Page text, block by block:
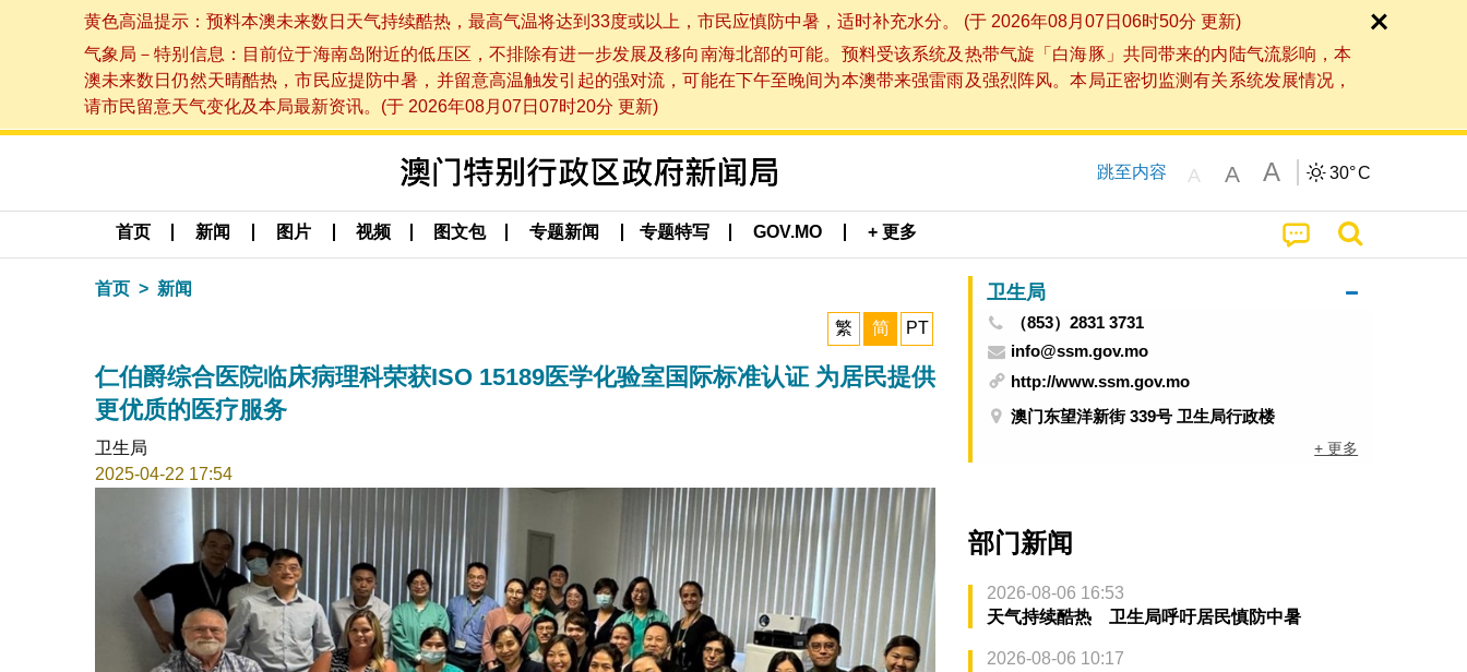
黄色高温提示：预料本澳未来数日天气持续酷热，最高气温将达到33度或以上，市民应慎防中暑，适时补充水分。 (于 2026年08月07日06时50分 更新)
气象局－特别信息：目前位于海南岛附近的低压区，不排除有进一步发展及移向南海北部的可能。预料受该系统及热带气旋「白海豚」共同带来的内陆气流影响，本
澳未来数日仍然天晴酷热，市民应提防中暑，并留意高温触发引起的强对流，可能在下午至晚间为本澳带来强雷雨及强烈阵风。本局正密切监测有关系统发展情况，
请市民留意天气变化及本局最新资讯。(于 2026年08月07日07时20分 更新)
跳至内容 A A A 30°C
首页 新闻 图片 视频 图文包 专题新闻 专题特写 GOV.MO + 更多
首页 新闻
繁 简 PT
仁伯爵综合医院临床病理科荣获ISO 15189医学化验室国际标准认证 为居民提供
更优质的医疗服务
卫生局
2025-04-22 17:54
卫生局
（853）2831 3731
info@ssm.gov.mo
http://www.ssm.gov.mo
澳门东望洋新街 339号 卫生局行政楼
+ 更多
部门新闻
2026-08-06 16:53
天气持续酷热 卫生局呼吁居民慎防中暑
2026-08-06 10:17